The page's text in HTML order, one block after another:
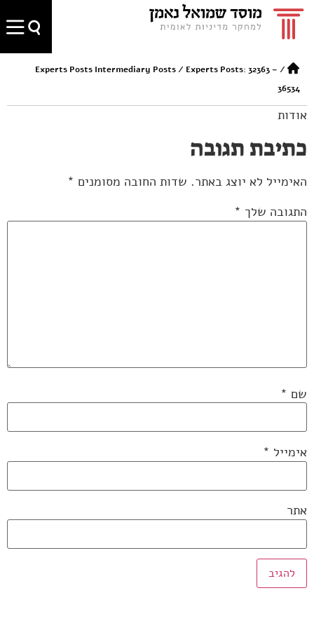
/
Experts Posts Intermediary Posts/ Experts Posts: 32363 –
36534
אודות
כתיבת תגובה
האימייל לא יוצג באתר. שדות החובה מסומנים *
התגובה שלך *
שם *
אימייל *
אתר